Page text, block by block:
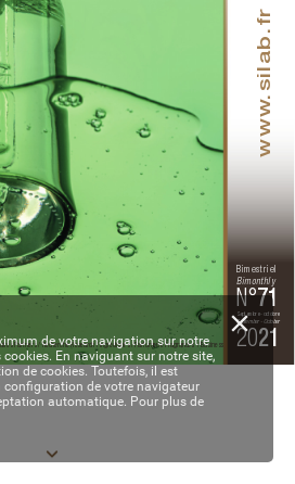
Partners / Recherche Research / Ingrédients / Parfumerie Fragrances  / Business
Bimestriel
Bimonthly
N°71
Septembre - octobre
September - October
2021
www
.silab.fr
de votre navigation sur notre
En naviguant sur notre site,
de cookies. Toutefois, il est
configuration de votre navigateur
automatique. Pour plus de